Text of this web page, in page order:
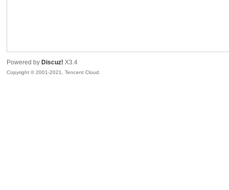
Powered by Discuz! X3.4
Copyright © 2001-2021, Tencent Cloud.